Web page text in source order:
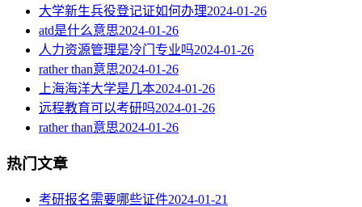
大学新生兵役登记证如何办理2024-01-26
atd是什么意思2024-01-26
人力资源管理是冷门专业吗2024-01-26
rather than意思2024-01-26
上海海洋大学是几本2024-01-26
远程教育可以考研吗2024-01-26
rather than意思2024-01-26
热门文章
考研报名需要哪些证件2024-01-21